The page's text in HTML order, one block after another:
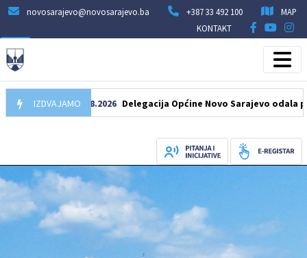
novosarajevo@novosarajevo.ba +387 33 492 100
MAP
KONTAKT
IZDVAJAMO
07.08.2026 Delegacija Općine Novo Sarajevo odala počast